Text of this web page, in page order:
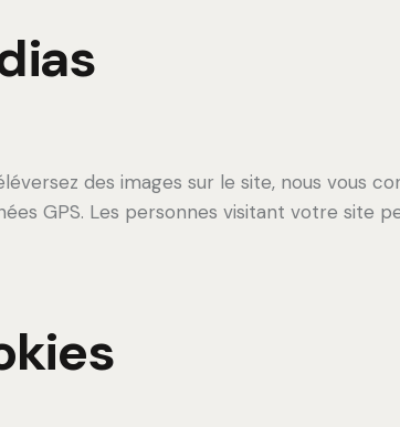
des images sur le site, nous vous
GPS. Les personnes visitant votre site